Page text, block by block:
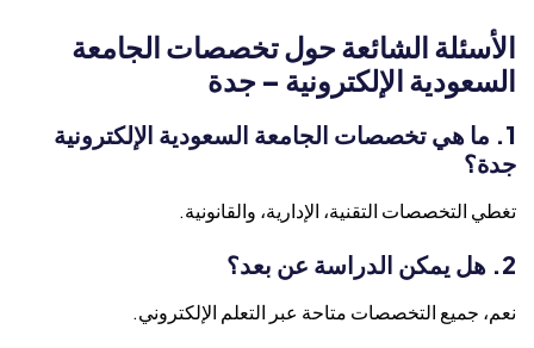
الأسئلة الشائعة حول تخصصات الجامعة
السعودية الإلكترونية – جدة
1. ما هي تخصصات الجامعة السعودية الإلكترونية
جدة؟
تغطي التخصصات التقنية، الإدارية، والقانونية.
2. هل يمكن الدراسة عن بعد؟
نعم، جميع التخصصات متاحة عبر التعلم الإلكتروني.